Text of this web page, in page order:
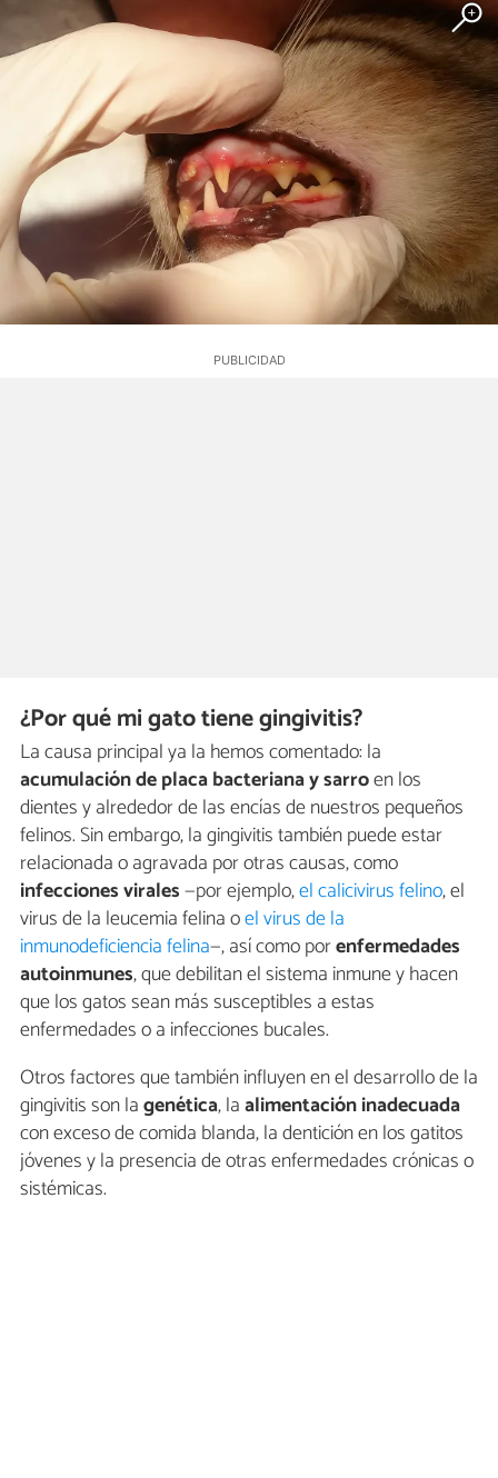
¿Por qué mi gato tiene gingivitis?
La causa principal ya la hemos comentado: la
acumulación de placa bacteriana y sarroen los
dientes y alrededor de las encías de nuestros pequeños
felinos. Sin embargo, la gingivitis también puede estar
relacionada o agravada por otras causas, como
infecciones virales—por ejemplo,el calicivirus felino, el
virus de la leucemia felina oel virus de la
inmunodeficiencia felina—, así como porenfermedades
autoinmunes, que debilitan el sistema inmune y hacen
que los gatos sean más susceptibles a estas
enfermedades o a infecciones bucales.
Otros factores que también influyen en el desarrollo de la
gingivitis son lagenética, laalimentación inadecuada
con exceso de comida blanda, la dentición en los gatitos
jóvenes y la presencia de otras enfermedades crónicas o
sistémicas.